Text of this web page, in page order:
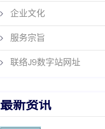
企业文化
服务宗旨
联络J9数字站网址
最新资讯